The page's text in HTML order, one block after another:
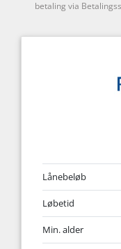
betaling via
Lånebeløb
Løbetid
Min. alder